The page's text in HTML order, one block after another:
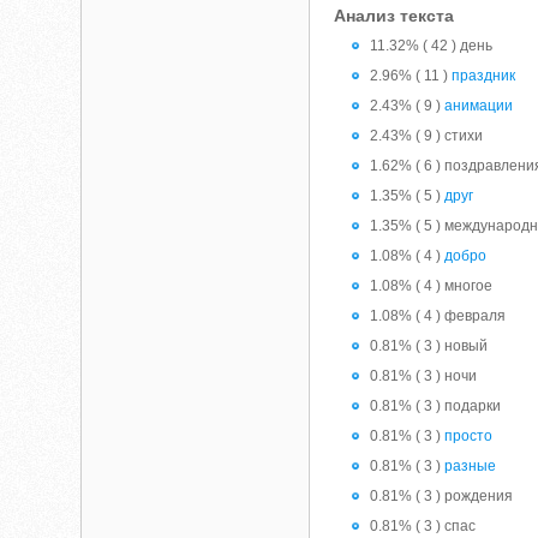
Анализ текста
11.32% ( 42 ) день
2.96% ( 11 )праздник
2.43% ( 9 )анимации
2.43% ( 9 ) стихи
1.62% ( 6 )
1.35% ( 5 )друг
1.35% ( 5 )
1.08% ( 4 )добро
1.08% ( 4 ) многое
1.08% ( 4 ) февраля
0.81% ( 3 ) новый
0.81% ( 3 ) ночи
0.81% ( 3 ) подарки
0.81% ( 3 )просто
0.81% ( 3 )разные
0.81% ( 3 ) рождения
0.81% ( 3 ) спас